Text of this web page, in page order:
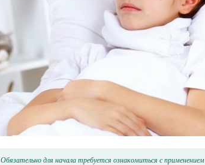
Обязательно для начала требуется ознакомиться с применением